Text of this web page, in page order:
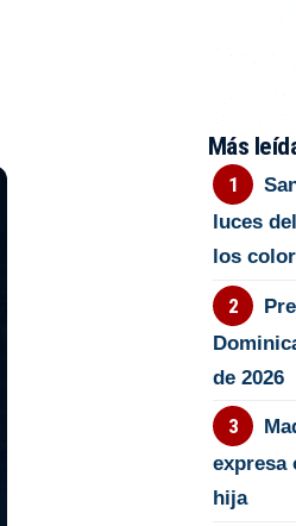
Más
luces
los
de 2026
expresa
hija